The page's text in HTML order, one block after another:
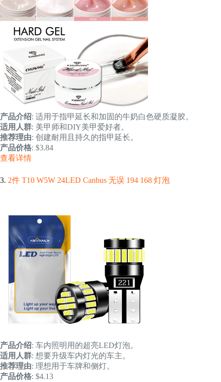
产品介绍: 适用于指甲延长和加固的牛奶白色硬质凝胶。
适用人群: 美甲师和DIY美甲爱好者。
推荐理由: 创建耐用且持久的指甲延长。
产品价格: $3.84
查看详情
3. 2件 T10 W5W 24LED Canbus 无误 194 168 灯泡
产品介绍: 车内照明用的超亮LED灯泡。
适用人群: 想要升级车内灯光的车主。
推荐理由: 理想用于车牌和侧灯。
产品价格: $4.13